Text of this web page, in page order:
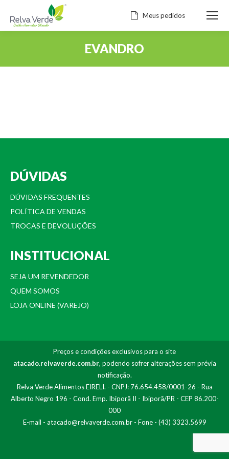
Meus pedidos
EVANDRO
DÚVIDAS
DÚVIDAS FREQUENTES
POLÍTICA DE VENDAS
TROCAS E DEVOLUÇÕES
INSTITUCIONAL
SEJA UM REVENDEDOR
QUEM SOMOS
LOJA ONLINE (VAREJO)
Preços e condições exclusivos para o site
atacado.relvaverde.com.br, podendo sofrer alterações sem prévia
notificação.
Relva Verde Alimentos EIRELI. - CNPJ: 76.654.458/0001-26 - Rua
Alberto Negro 196 - Cond. Emp. Ibiporã II - Ibiporã/PR - CEP 86.200-
000
E-mail - atacado@relvaverde.com.br- Fone - (43) 3323.5699